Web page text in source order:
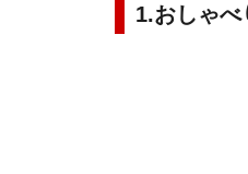
1.おしゃ